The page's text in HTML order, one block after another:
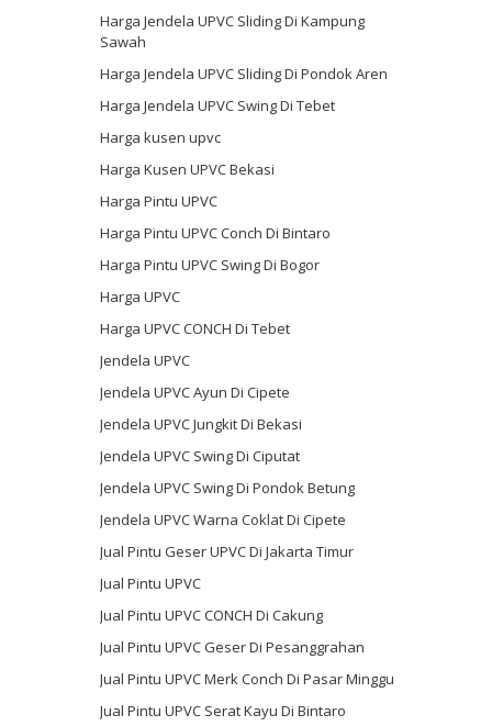
Harga Jendela UPVC Sliding Di Kampung
Sawah
Harga Jendela UPVC Sliding Di Pondok Aren
Harga Jendela UPVC Swing Di Tebet
Harga kusen upvc
Harga Kusen UPVC Bekasi
Harga Pintu UPVC
Harga Pintu UPVC Conch Di Bintaro
Harga Pintu UPVC Swing Di Bogor
Harga UPVC
Harga UPVC CONCH Di Tebet
Jendela UPVC
Jendela UPVC Ayun Di Cipete
Jendela UPVC Jungkit Di Bekasi
Jendela UPVC Swing Di Ciputat
Jendela UPVC Swing Di Pondok Betung
Jendela UPVC Warna Coklat Di Cipete
Jual Pintu Geser UPVC Di Jakarta Timur
Jual Pintu UPVC
Jual Pintu UPVC CONCH Di Cakung
Jual Pintu UPVC Geser Di Pesanggrahan
Jual Pintu UPVC Merk Conch Di Pasar Minggu
Jual Pintu UPVC Serat Kayu Di Bintaro